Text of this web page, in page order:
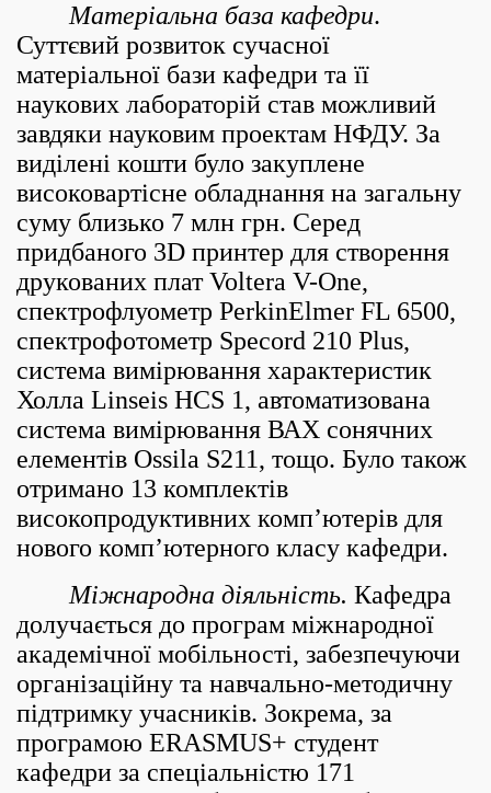
Матеріальна база кафедри.
Суттєвий розвиток сучасної
матеріальної бази кафедри та її
наукових лабораторій став можливий
завдяки науковим проектам НФДУ. За
виділені кошти було закуплене
високовартісне обладнання на загальну
суму близько 7 млн грн. Серед
придбаного 3D принтер для створення
друкованих плат Voltera V-One,
спектрофлуометр PerkinElmer FL 6500,
спектрофотометр Specord 210 Plus,
система вимірювання характеристик
Холла Linseis HCS 1, автоматизована
система вимірювання ВАХ сонячних
елементів Ossila S211, тощо. Було також
отримано 13 комплектів
високопродуктивних комп’ютерів для
нового комп’ютерного класу кафедри.
Міжнародна діяльність. Кафедра
долучається до програм міжнародної
академічної мобільності, забезпечуючи
організаційну та навчально-методичну
підтримку учасників. Зокрема, за
програмою ERASMUS+ студент
кафедри за спеціальністю 171